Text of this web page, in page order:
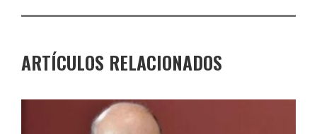
ARTÍCULOS RELACIONADOS